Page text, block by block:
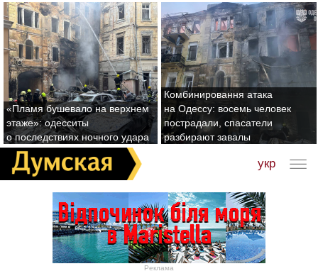
«Пламя бушевало на верхнем
этаже»: одесситы
о последствиях ночного удара
Комбинировання атака
на Одессу: восемь человек
пострадали, спасатели
разбирают завалы
укр
Реклама